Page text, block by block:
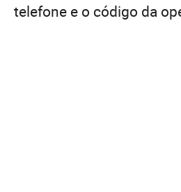
telefone e o código da